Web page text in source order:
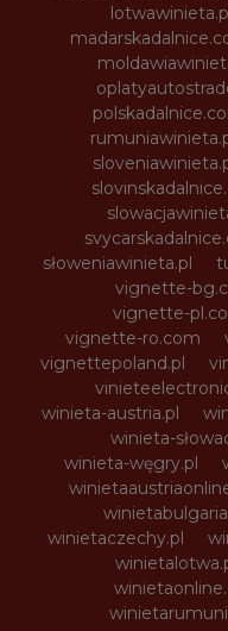
słoweniawinieta.pl
vignette-
vignette-
vignette-ro.com
vignettepoland.pl
winieta-austria.pl
winieta-
winieta-węgry.pl
winietaczechy.pl